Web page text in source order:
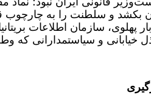
بکشد و سلطنت را به چارچوب
پهلوی، سازمان اطلاعات
خیابانی و سیاستمدارانی که